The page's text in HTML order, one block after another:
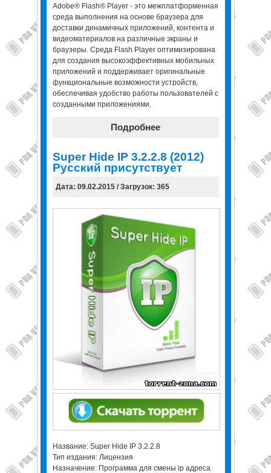
Adobe® Flash® Player - это межплатформенная
среда выполнения на основе браузера для
доставки динамичных приложений, контента и
видеоматериалов на различные экраны и
браузеры. Среда Flash Player оптимизирована
для создания высокоэффективных мобильных
приложений и поддерживает оригинальные
функциональные возможности устройств,
обеспечивая удобство работы пользователей с
созданными приложениями.
Подробнее
Super Hide IP 3.2.2.8 (2012)
Русский присутствует
Дата: 09.02.2015 / Загрузок: 365
Название: Super Hide IP 3.2.2.8
Тип издания: Лицензия
Назначение: Программа для смены ip адреса